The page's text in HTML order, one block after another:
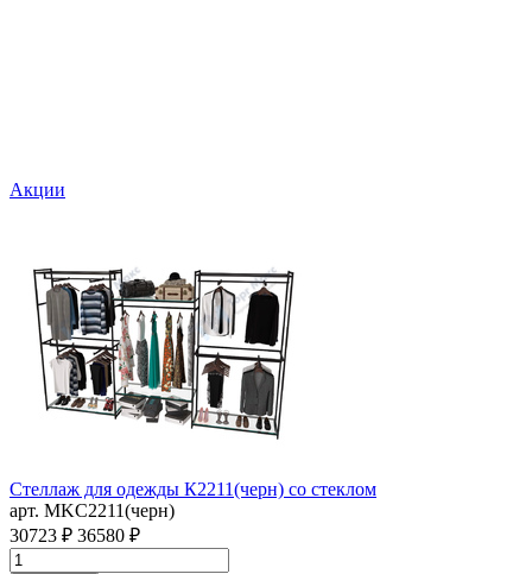
Акции
Стеллаж для одежды К2211(черн) со стеклом
арт. MKC2211(черн)
30723 ₽ 36580 ₽